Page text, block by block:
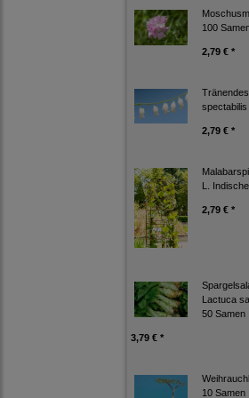
100
2,79 € *
2,79 € *
L.
2,79 € *
Lactuca
50 Samen
3,79 € *
10 Samen